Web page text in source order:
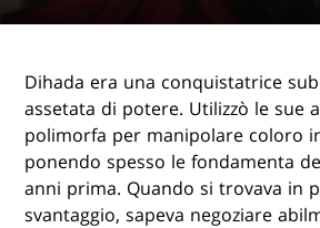
Dihada era una conquistatrice
assetata di potere. Utilizzò le sue
polimorfa per manipolare coloro
ponendo spesso le fondamenta
anni prima. Quando si trovava in
svantaggio, sapeva negoziare